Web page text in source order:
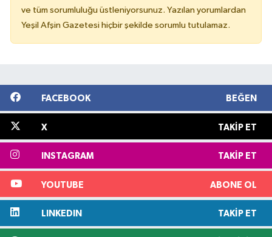
ve tüm sorumluluğu üstleniyorsunuz. Yazılan yorumlardan
Yeşil Afşin Gazetesi hiçbir şekilde sorumlu tutulamaz.
FACEBOOK BEĞEN
X TAKIP ET
INSTAGRAM TAKIP ET
YOUTUBE ABONE OL
LINKEDIN TAKIP ET